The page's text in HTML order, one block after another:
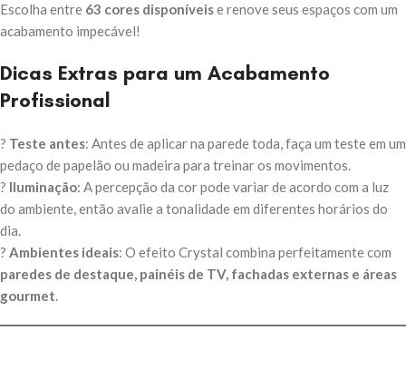
Escolha entre 63 cores disponíveise renove seus espaços com um
acabamento impecável!
Dicas Extras para um Acabamento
Profissional
? Teste antes: Antes de aplicar na parede toda, faça um teste em um
pedaço de papelão ou madeira para treinar os movimentos.
? Iluminação: A percepção da cor pode variar de acordo com a luz
do ambiente, então avalie a tonalidade em diferentes horários do
dia.
? Ambientes ideais: O efeito Crystal combina perfeitamente com
paredes de destaque, painéis de TV, fachadas externas e áreas
gourmet.